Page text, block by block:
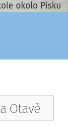
okolo Písku
Otavě